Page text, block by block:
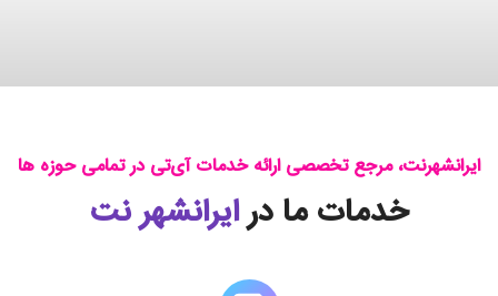
ایرانشهرنت، مرجع تخصصی ارائه خدمات آی‌تی در تمامی حوزه ها
خدمات ما درایرانشهر نت